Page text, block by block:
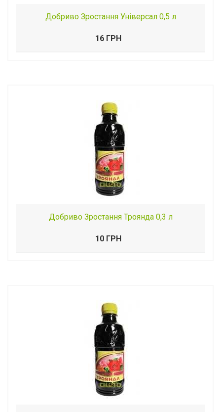
Добриво Зростання Універсал 0,5 л
16 ГРН
Добриво Зростання Троянда 0,3 л
10 ГРН